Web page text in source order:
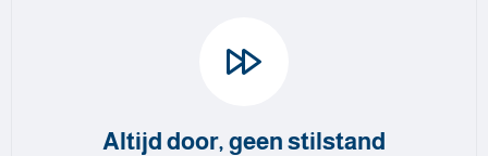
Altijd door, geen stilstand